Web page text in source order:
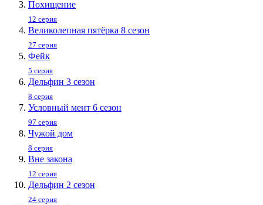
Похищение
12 серия
Великолепная пятёрка 8 сезон
27 серия
Фейк
5 серия
Дельфин 3 сезон
8 серия
Условный мент 6 сезон
97 серия
Чужой дом
8 серия
Вне закона
12 серия
Дельфин 2 сезон
24 серия